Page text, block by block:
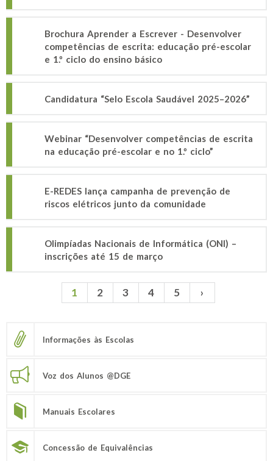
Brochura Aprender a Escrever - Desenvolver
competências de escrita: educação pré-escolar
e 1.º ciclo do ensino básico
Candidatura “Selo Escola Saudável 2025–2026”
Webinar “Desenvolver competências de escrita
na educação pré-escolar e no 1.º ciclo”
E-REDES lança campanha de prevenção de
riscos elétricos junto da comunidade
Olimpíadas Nacionais de Informática (ONI) –
inscrições até 15 de março
1 2 3 4 5 ›
Informações às Escolas
Voz dos Alunos @DGE
Manuais Escolares
Concessão de Equivalências